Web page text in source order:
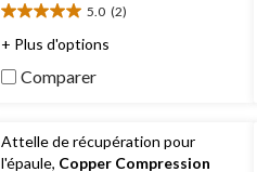
5.0 (2)
5.0
étoile(s)
5.
+ Plus d'options
Comparer
Attelle de récupération pour
l'épaule, Copper Compression